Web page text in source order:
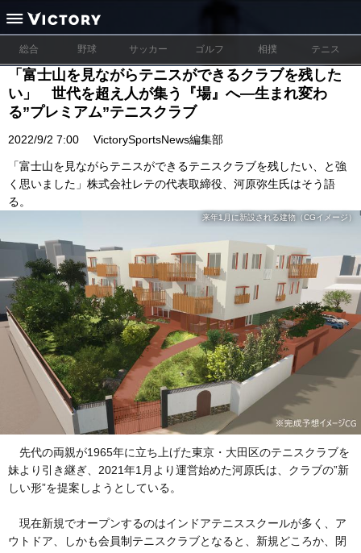
総合 野球 サッカー ゴルフ 相撲 テニス
「富士山を見ながらテニスができるクラブを残した
い」 世代を超え人が集う『場』へ―生まれ変わ
る”プレミアム”テニスクラブ
2022/9/2 7:00 VictorySportsNews編集部
「富士山を見ながらテニスができるテニスクラブを残したい、と強
く思いました」株式会社レテの代表取締役、河原弥生氏はそう語
る。
来年1月に新設される建物（CGイメージ）
先代の両親が1965年に立ち上げた東京・大田区のテニスクラブを
妹より引き継ぎ、2021年1月より運営始めた河原氏は、クラブの”新
しい形”を提案しようとしている。
現在新規でオープンするのはインドアテニススクールが多く、ア
ウトドア、しかも会員制テニスクラブとなると、新規どころか、閉